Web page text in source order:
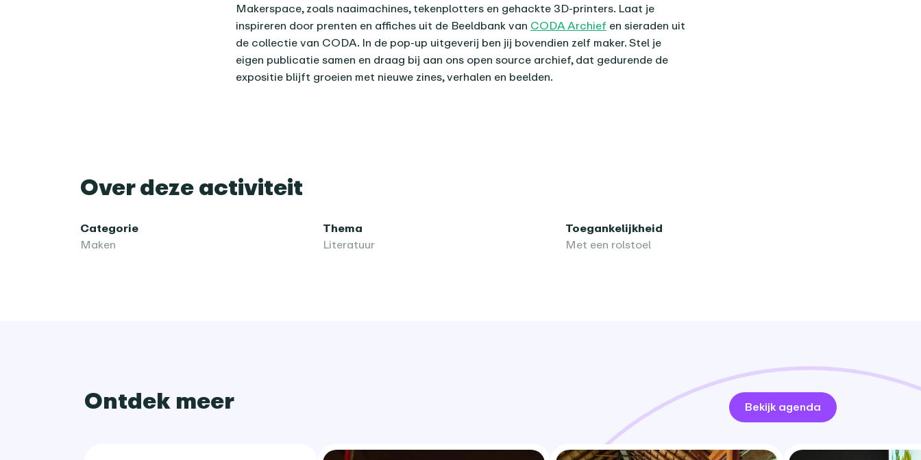
Makerspace, zoals naaimachines, tekenplotters en gehackte 3D-printers. Laat je
inspireren door prenten en affiches uit de Beeldbank van CODA Archief en sieraden uit
de collectie van CODA. In de pop-up uitgeverij ben jij bovendien zelf maker. Stel je
eigen publicatie samen en draag bij aan ons open source archief, dat gedurende de
expositie blijft groeien met nieuwe zines, verhalen en beelden.
Over deze activiteit
Categorie
Maken
Thema
Literatuur
Toegankelijkheid
Met een rolstoel
Ontdek meer Bekijk agenda